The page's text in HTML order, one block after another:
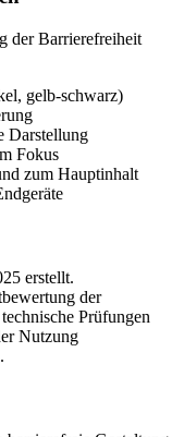
der Barrierefreiheit
gelb-schwarz)
Darstellung
Fokus
zum Hauptinhalt
erstellt.
der
Prüfungen
Nutzung